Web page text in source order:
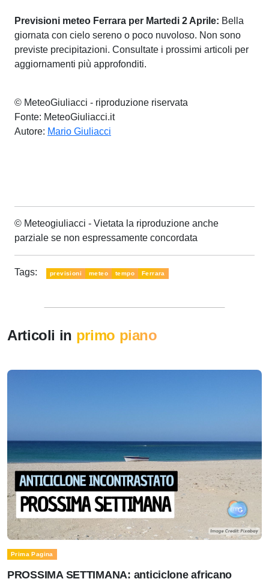
Previsioni meteo Ferrara per Martedi 2 Aprile: Bella
giornata con cielo sereno o poco nuvoloso. Non sono
previste precipitazioni. Consultate i prossimi articoli per
aggiornamenti più approfonditi.
© MeteoGiuliacci - riproduzione riservata
Fonte: MeteoGiuliacci.it
Autore: Mario Giuliacci
© Meteogiuliacci - Vietata la riproduzione anche
parziale se non espressamente concordata
Tags: previsioni meteo tempo Ferrara
Articoli in primo piano
Prima Pagina
PROSSIMA SETTIMANA: anticiclone africano